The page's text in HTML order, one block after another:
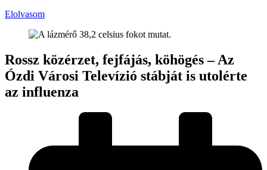
Elolvasom
Rossz közérzet, fejfájás, köhögés – Az
Ózdi Városi Televízió stábját is utolérte
az influenza